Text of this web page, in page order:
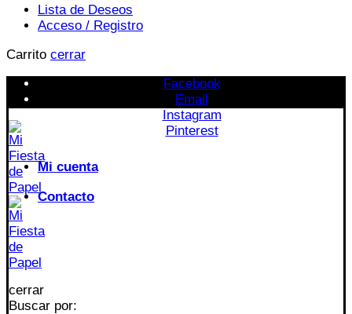
Lista de Deseos
Acceso / Registro
Carrito cerrar
Facebook
Email
Instagram
Pinterest
Mi cuenta
Contacto
cerrar
Buscar por: